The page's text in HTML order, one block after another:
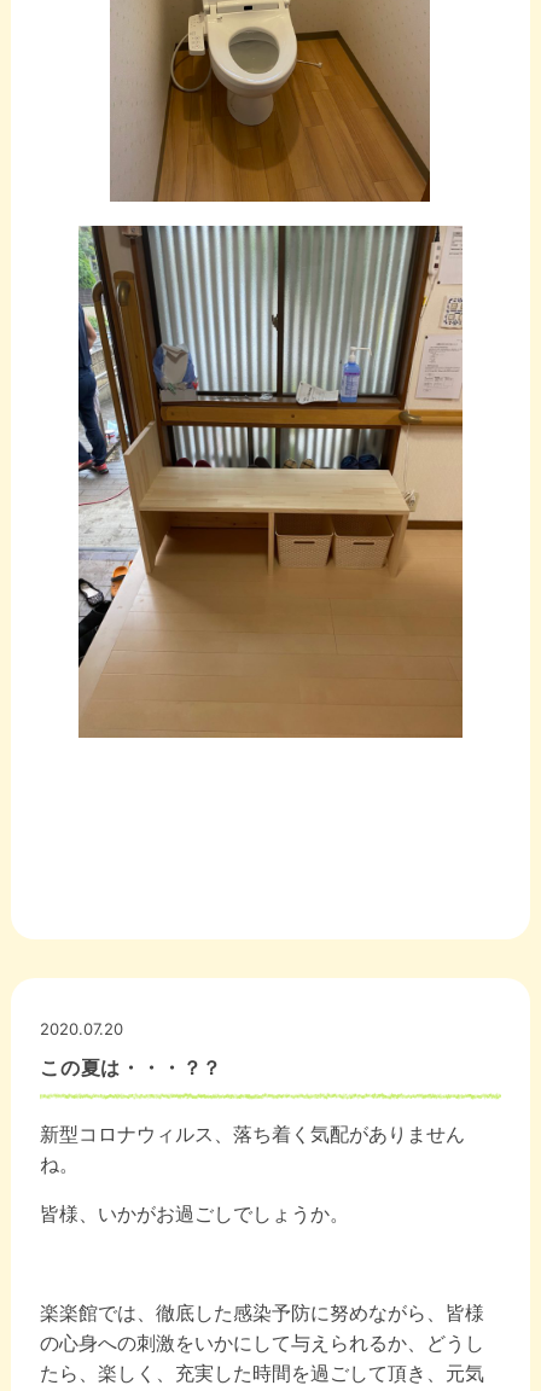
2020.07.20
この夏は・・・？？
新型コロナウィルス、落ち着く気配がありません
ね。
皆様、いかがお過ごしでしょうか。
楽楽館では、徹底した感染予防に努めながら、皆様
の心身への刺激をいかにして与えられるか、どうし
たら、楽しく、充実した時間を過ごして頂き、元気